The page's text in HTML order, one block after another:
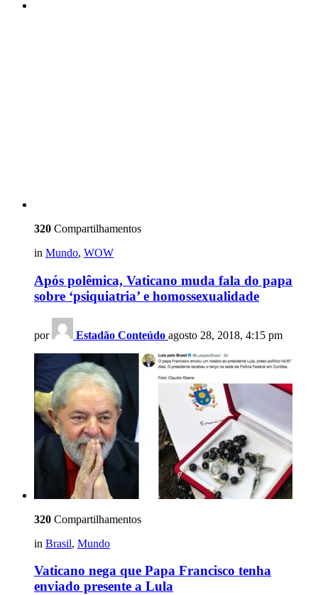
320 Compartilhamentos
in Mundo, WOW
Após polêmica, Vaticano muda fala do papa
sobre ‘psiquiatria’ e homossexualidade
por Estadão Conteúdo agosto 28, 2018, 4:15 pm
320 Compartilhamentos
in Brasil, Mundo
Vaticano nega que Papa Francisco tenha
enviado presente a Lula